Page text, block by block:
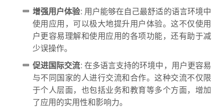
增强用户体验: 用户能够在自己最舒适的语言环境中
使用应用，可以极大地提升用户体验。这不仅使用
户更容易理解和使用应用的各项功能，还有助于减
少误操作。
促进国际交流: 在多语言支持的环境中，用户更容易
与不同国家的人进行交流和合作。这种交流不仅限
于个人层面，也包括业务和教育等多个方面，增加
了应用的实用性和影响力。